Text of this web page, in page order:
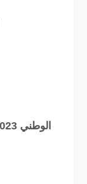
الوطني 2023 مسلك الاداب والعلوم الانسانية